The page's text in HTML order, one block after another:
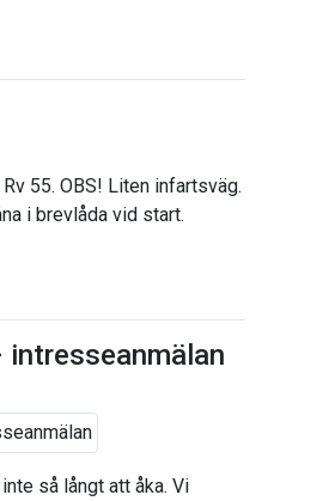
55. OBS! Liten infartsväg.
i brevlåda vid start.
så långt att åka. Vi